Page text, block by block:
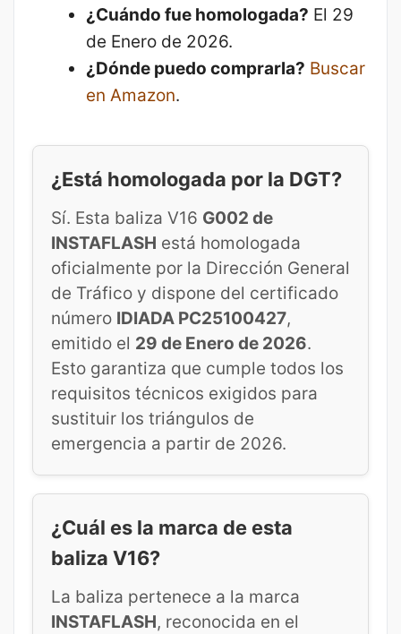
¿Cuándo fue homologada? El 29
de Enero de 2026.
¿Dónde puedo comprarla? Buscar
en Amazon.
¿Está homologada por la DGT?
Sí. Esta baliza V16 G002 de
INSTAFLASH está homologada
oficialmente por la Dirección General
de Tráfico y dispone del certificado
número IDIADA PC25100427,
emitido el 29 de Enero de 2026.
Esto garantiza que cumple todos los
requisitos técnicos exigidos para
sustituir los triángulos de
emergencia a partir de 2026.
¿Cuál es la marca de esta
baliza V16?
La baliza pertenece a la marca
INSTAFLASH, reconocida en el